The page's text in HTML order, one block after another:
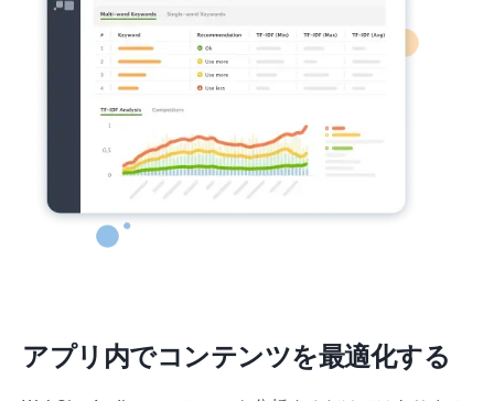
アプリ内でコンテンツを最適化する